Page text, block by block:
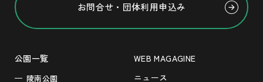
お問合せ・団体利用申込み
公園一覧
陵南公園
WEB MAGAGINE
ニュース